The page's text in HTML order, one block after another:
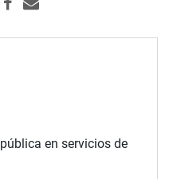
en servicios de